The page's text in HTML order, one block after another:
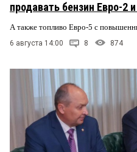
продавать бензин Евро-2
А также топливо Евро-5 с
6 августа 14:00 8 874